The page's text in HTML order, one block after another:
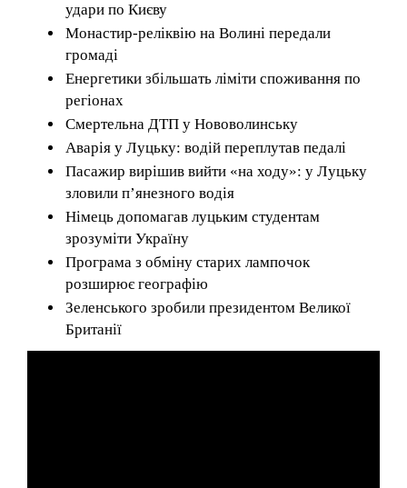
удари по Києву
Монастир-реліквію на Волині передали
громаді
Енергетики збільшать ліміти споживання по
регіонах
Смертельна ДТП у Нововолинську
Аварія у Луцьку: водій переплутав педалі
Пасажир вирішив вийти «на ходу»: у Луцьку
зловили п’янезного водія
Німець допомагав луцьким студентам
зрозуміти Україну
Програма з обміну старих лампочок
розширює географію
Зеленського зробили президентом Великої
Британії